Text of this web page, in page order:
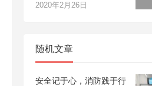
2020年2月26日
随机文章
安全记于心，消防践于行